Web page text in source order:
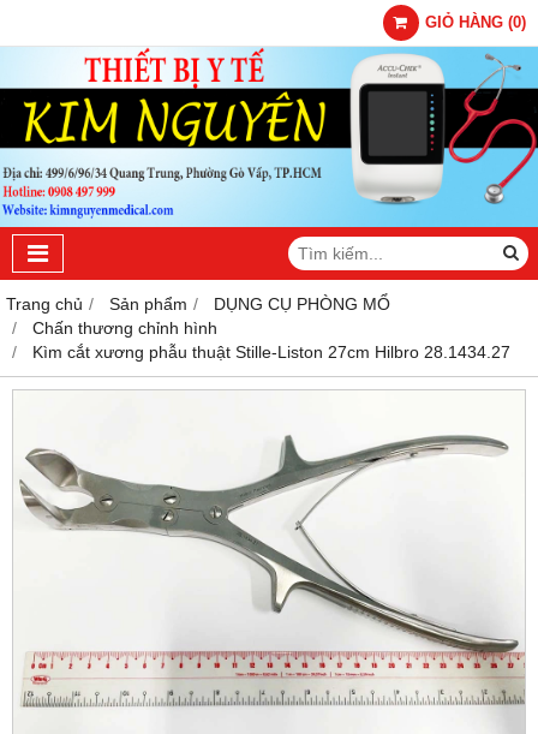
GIỎ HÀNG (0)
Trang chủ Sản phẩm
DỤNG CỤ PHÒNG MỔ
Chấn thương chỉnh hình
Kìm cắt xương phẫu thuật Stille-Liston 27cm Hilbro 28.1434.27